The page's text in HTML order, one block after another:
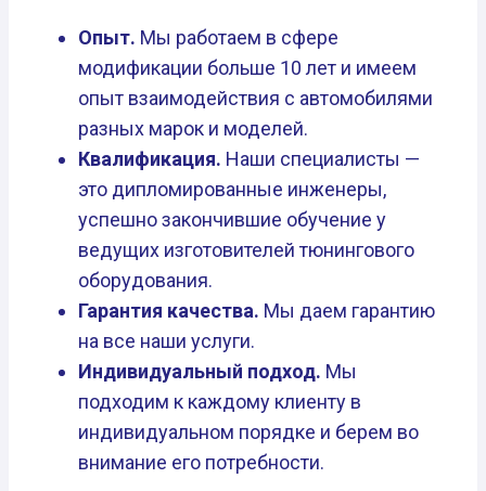
Опыт. Мы работаем в сфере
модификации больше 10 лет и имеем
опыт взаимодействия с автомобилями
разных марок и моделей.
Квалификация. Наши специалисты —
это дипломированные инженеры,
успешно закончившие обучение у
ведущих изготовителей тюнингового
оборудования.
Гарантия качества. Мы даем гарантию
на все наши услуги.
Индивидуальный подход. Мы
подходим к каждому клиенту в
индивидуальном порядке и берем во
внимание его потребности.